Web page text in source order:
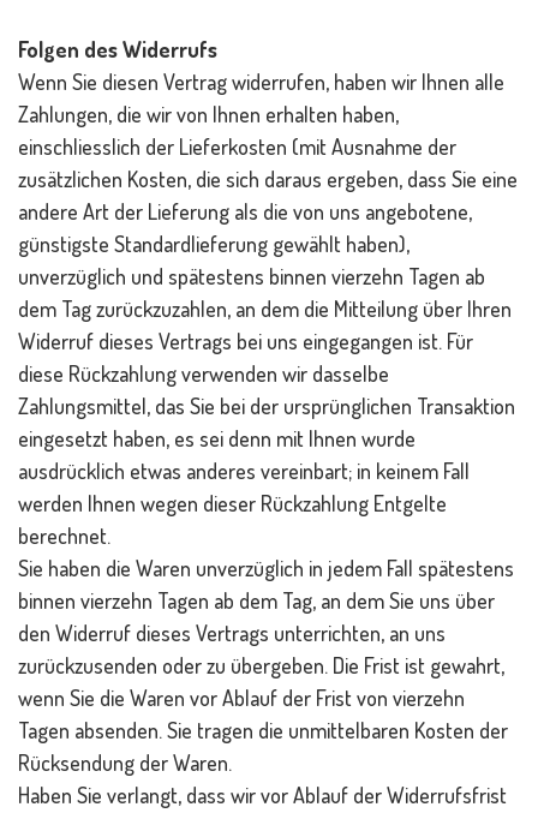
Folgen des Widerrufs
Wenn Sie diesen Vertrag widerrufen, haben wir Ihnen alle
Zahlungen, die wir von Ihnen erhalten haben,
einschliesslich der Lieferkosten (mit Ausnahme der
zusätzlichen Kosten, die sich daraus ergeben, dass Sie eine
andere Art der Lieferung als die von uns angebotene,
günstigste Standardlieferung gewählt haben),
unverzüglich und spätestens binnen vierzehn Tagen ab
dem Tag zurückzuzahlen, an dem die Mitteilung über Ihren
Widerruf dieses Vertrags bei uns eingegangen ist. Für
diese Rückzahlung verwenden wir dasselbe
Zahlungsmittel, das Sie bei der ursprünglichen Transaktion
eingesetzt haben, es sei denn mit Ihnen wurde
ausdrücklich etwas anderes vereinbart; in keinem Fall
werden Ihnen wegen dieser Rückzahlung Entgelte
berechnet.
Sie haben die Waren unverzüglich in jedem Fall spätestens
binnen vierzehn Tagen ab dem Tag, an dem Sie uns über
den Widerruf dieses Vertrags unterrichten, an uns
zurückzusenden oder zu übergeben. Die Frist ist gewahrt,
wenn Sie die Waren vor Ablauf der Frist von vierzehn
Tagen absenden. Sie tragen die unmittelbaren Kosten der
Rücksendung der Waren.
Haben Sie verlangt, dass wir vor Ablauf der Widerrufsfrist